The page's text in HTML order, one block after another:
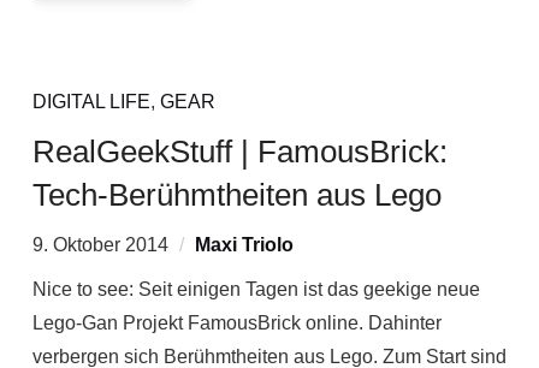
DIGITAL LIFE, GEAR
RealGeekStuff | FamousBrick:
Tech-Berühmtheiten aus Lego
9. Oktober 2014 Maxi Triolo
Nice to see: Seit einigen Tagen ist das geekige neue
Lego-Gan Projekt FamousBrick online. Dahinter
verbergen sich Berühmtheiten aus Lego. Zum Start sind